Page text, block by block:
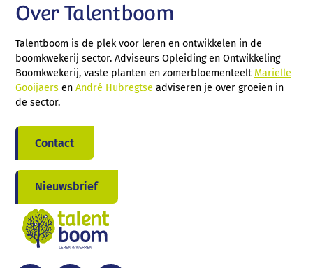
Over Talentboom
Talentboom is de plek voor leren en ontwikkelen in de
boomkwekerij sector. Adviseurs Opleiding en Ontwikkeling
Boomkwekerij, vaste planten en zomerbloementeelt Marielle
Gooijaersen André Hubregtse adviseren je over groeien in
de sector.
Contact
Nieuwsbrief